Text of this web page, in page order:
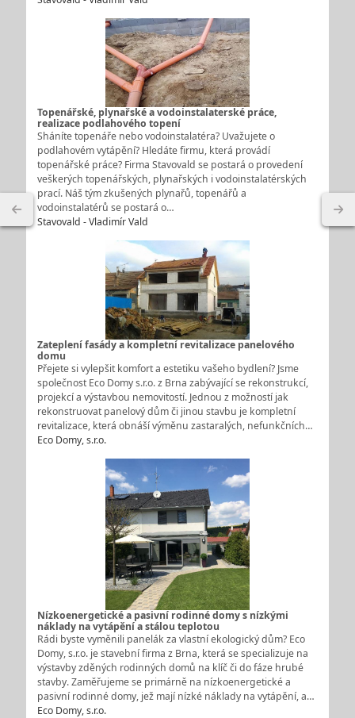
Topenářské, plynařské a vodoinstalaterské práce,
realizace podlahového topení
Sháníte topenáře nebo vodoinstalatéra? Uvažujete o
podlahovém vytápění? Hledáte firmu, která provádí
topenářské práce? Firma Stavovald se postará o provedení
veškerých topenářských, plynařských i vodoinstalatérských
prací. Náš tým zkušených plynařů, topenářů a
vodoinstalatérů se postará o…
Stavovald - Vladimír Vald
Zateplení fasády a kompletní revitalizace panelového
domu
Přejete si vylepšit komfort a estetiku vašeho bydlení? Jsme
společnost Eco Domy s.r.o. z Brna zabývající se rekonstrukcí,
projekcí a výstavbou nemovitostí. Jednou z možností jak
rekonstruovat panelový dům či jinou stavbu je kompletní
revitalizace, která obnáší výměnu zastaralých, nefunkčních…
Eco Domy, s.r.o.
Nízkoenergetické a pasivní rodinné domy s nízkými
náklady na vytápění a stálou teplotou
Rádi byste vyměnili panelák za vlastní ekologický dům? Eco
Domy, s.r.o. je stavební firma z Brna, která se specializuje na
výstavby zděných rodinných domů na klíč či do fáze hrubé
stavby. Zaměřujeme se primárně na nízkoenergetické a
pasivní rodinné domy, jež mají nízké náklady na vytápění, a…
Eco Domy, s.r.o.